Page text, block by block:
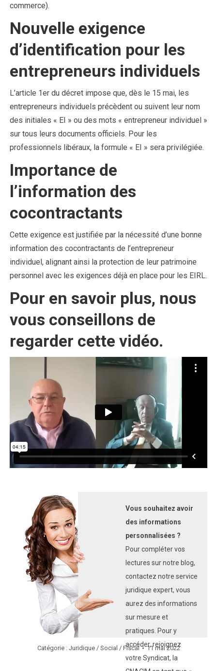
commerce).
Nouvelle exigence
d’identification pour les
entrepreneurs individuels
L’article 1er du décret impose que, dès le 15 mai, les
entrepreneurs individuels précèdent ou suivent leur nom
des initiales « EI » ou des mots « entrepreneur individuel »
sur tous leurs documents officiels. Pour les
professionnels libéraux, la formule « EI » sera privilégiée.
Importance de
l’information des
cocontractants
Cette exigence est justifiée par la nécessité d’une bonne
information des cocontractants de l’entrepreneur
individuel, alignant ainsi la protection de leur patrimoine
personnel avec les exigences déjà en place pour les EIRL.
Pour en savoir plus, nous
vous conseillons de
regarder cette vidéo.
Vous souhaitez avoir
des informations
personnalisées ?
Pour compléter vos
lectures sur notre blog,
contactez notre service
juridique expert, vous
aurez des informations
sur mesure et
pratiques. Pour y
accéder, rejoignez
votre Syndicat, la
Catégorie : Juridique / Social / Fiscal 11 mai 2022